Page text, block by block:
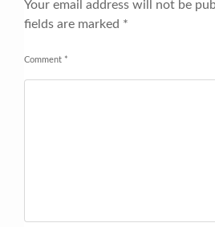
Your email address will not be
fields are marked *
Comment *